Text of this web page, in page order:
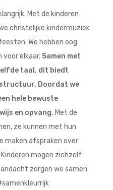
Met de kinderen
christelijke kindermuziek
We hebben oog
voor elkaar. Samen met
taal, dit biedt
Doordat we
hele bewuste
en opvang. Met de
ze kunnen met hun
maken afspraken over
mogen zichzelf
zorgen we samen